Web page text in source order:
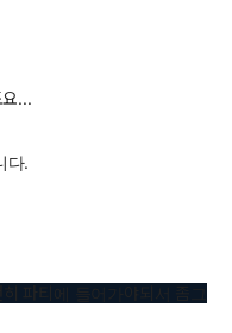
...
다.
히 파티에 들어가야되서 좀그